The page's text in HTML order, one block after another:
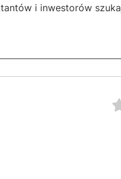
i inwestorów